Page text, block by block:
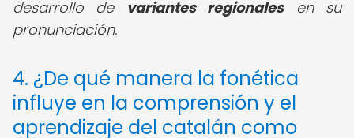
desarrollo de variantes regionalesen su
pronunciación.
4. ¿De qué manera la fonética
influye en la comprensión y el
aprendizaje del catalán como